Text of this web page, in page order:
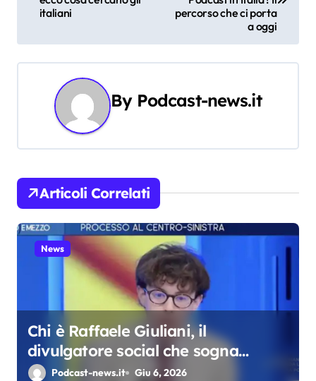
i
z
i
o
n
r
italiani
percorso che ci porta
a oggi
By Podcast-news.it
Articoli Correlati
News
Chi è Raffaele Giuliani, il
divulgatore social che sogna
Berlinguer e predica l’ordinarietà
Podcast-news.it Giu 6, 2026